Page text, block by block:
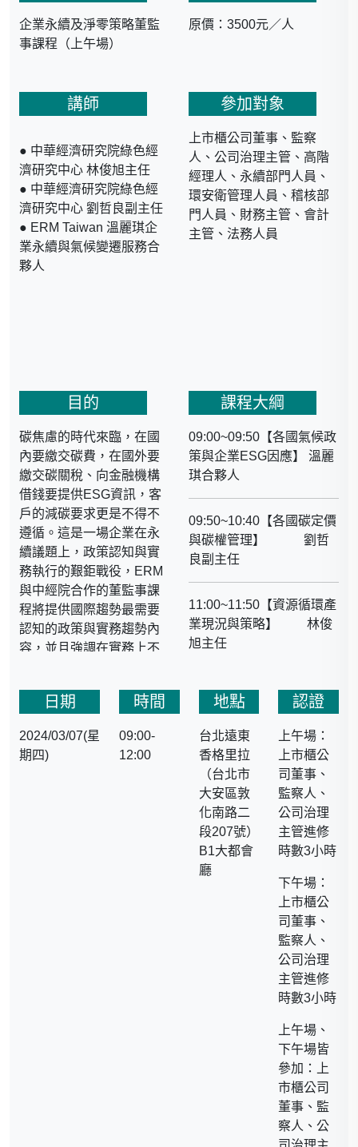
企業永續及淨零策略董監
事課程（上午場）
原價：3500元／人
講師
● 中華經濟研究院綠色經
濟研究中心 林俊旭主任
● 中華經濟研究院綠色經
濟研究中心 劉哲良副主任
● ERM Taiwan 溫麗琪企
業永續與氣候變遷服務合
夥人
參加對象
上市櫃公司董事、監察
人、公司治理主管、高階
經理人、永續部門人員、
環安衛管理人員、稽核部
門人員、財務主管、會計
主管、法務人員
目的
碳焦慮的時代來臨，在國
內要繳交碳費，在國外要
繳交碳關稅、向金融機構
借錢要提供ESG資訊，客
戶的減碳要求更是不得不
遵循。這是一場企業在永
續議題上，政策認知與實
務執行的艱鉅戰役，ERM
與中經院合作的董監事課
程將提供國際趨勢最需要
認知的政策與實務趨勢內
容，並且強調在實務上不
的思考和執行工作。期許
們，在這一場戰役上須提
早掌握的國際性完整知
課程大綱
09:00~09:50【各國氣候政
策與企業ESG因應】 溫麗
琪合夥人
09:50~10:40【各國碳定價
與碳權管理】 劉哲
良副主任
11:00~11:50【資源循環產
業現況與策略】 林俊
旭主任
日期
2024/03/07(星
期四)
時間
09:00-
12:00
地點
台北遠東
香格里拉
（台北市
大安區敦
化南路二
段207號）
B1大都會
廳
認證
上午場：
上市櫃公
司董事、
監察人、
公司治理
主管進修
時數3小時
下午場：
上市櫃公
司董事、
監察人、
公司治理
主管進修
時數3小時
上午場、
下午場皆
參加：上
市櫃公司
董事、監
察人、公